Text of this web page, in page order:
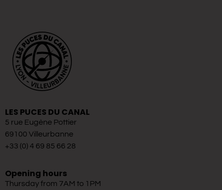
LES PUCES DU CANAL
5 rue Eugène Pottier
69100 Villeurbanne
+33 (0) 4 69 85 66 28
Opening hours
Thursday from 7AM to 1PM